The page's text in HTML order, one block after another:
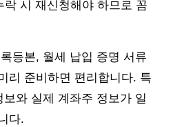
락 시 재신청해야 하므로 꼼
등본, 월세 납입 증명 서류
리 준비하면 편리합니다. 특
와 실제 계좌주 정보가 일
다.